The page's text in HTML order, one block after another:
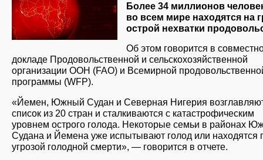
Более 34 миллионов
во всем мире находятся на
острой нехватки
Об этом говорится в
докладе Продовольственной и сельскохозяйственной
организации ООН (FAO) и Всемирной
программы (WFP).
«Йемен, Южный Судан и Северная Нигерия
список из 20 стран и сталкиваются с катастрофическим
уровнем острого голода. Некоторые семьи в районах
Судана и Йемена уже испытывают голод или находятся
угрозой голодной смерти», — говорится в отчете.